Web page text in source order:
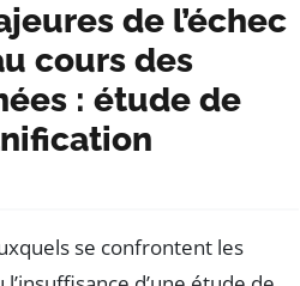
de l’échec
cours des
: étude de
se confrontent les